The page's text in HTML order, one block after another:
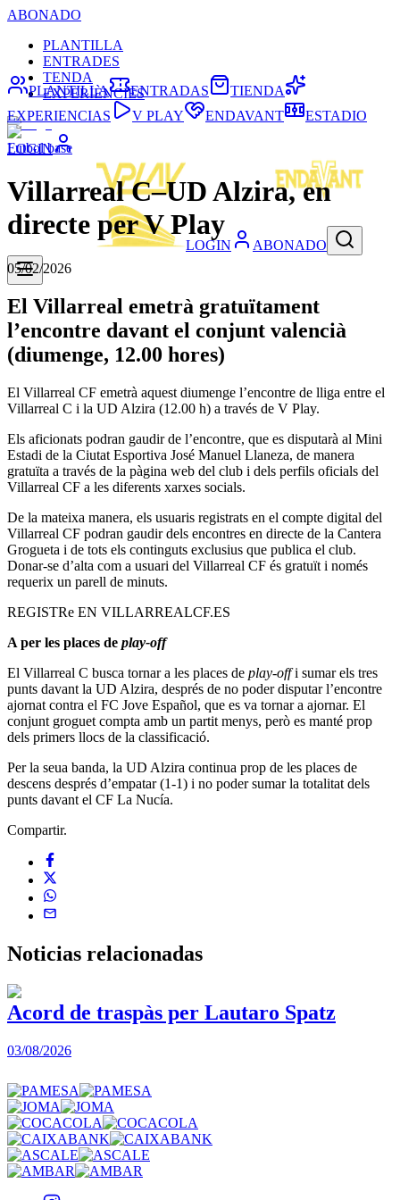
ABONADO
PLANTILLA
ENTRADES
TENDA
EXPERIÈNCIES
LOGIN
LOGIN ABONADO
PLANTILLA ENTRADAS
TIENDA
EXPERIENCIAS
V PLAY ENDAVANT ESTADIO
Futbol base
Villarreal C–UD Alzira, en
directe per V Play
05/02/2026
El Villarreal emetrà gratuïtament
l’encontre davant el conjunt valencià
(diumenge, 12.00 hores)
El Villarreal CF emetrà aquest diumenge l’encontre de lliga entre el
Villarreal C i la UD Alzira (12.00 h) a través de V Play.
Els aficionats podran gaudir de l’encontre, que es disputarà al Mini
Estadi de la Ciutat Esportiva José Manuel Llaneza, de manera
gratuïta a través de la pàgina web del club i dels perfils oficials del
Villarreal CF a les diferents xarxes socials.
De la mateixa manera, els usuaris registrats en el compte digital del
Villarreal CF podran gaudir dels encontres en directe de la Cantera
Grogueta i de tots els continguts exclusius que publica el club.
Donar-se d’alta com a usuari del Villarreal CF és gratuït i només
requerix un parell de minuts.
REGISTRe EN VILLARREALCF.ES
A per les places de play-off
El Villarreal C busca tornar a les places de play-offi sumar els tres
punts davant la UD Alzira, després de no poder disputar l’encontre
ajornat contra el FC Jove Español, que es va tornar a ajornar. El
conjunt groguet compta amb un partit menys, però es manté prop
dels primers llocs de la classificació.
Per la seua banda, la UD Alzira continua prop de les places de
descens després d’empatar (1-1) i no poder sumar la totalitat dels
punts davant el CF La Nucía.
Compartir.
Noticias relacionadas
Acord de traspàs per Lautaro Spatz
03/08/2026